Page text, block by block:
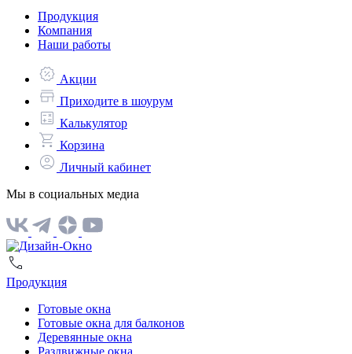
Продукция
Компания
Наши работы
Акции
Приходите в шоурум
Калькулятор
Корзина
Личный кабинет
Мы в социальных медиа
Продукция
Готовые окна
Готовые окна для балконов
Деревянные окна
Раздвижные окна